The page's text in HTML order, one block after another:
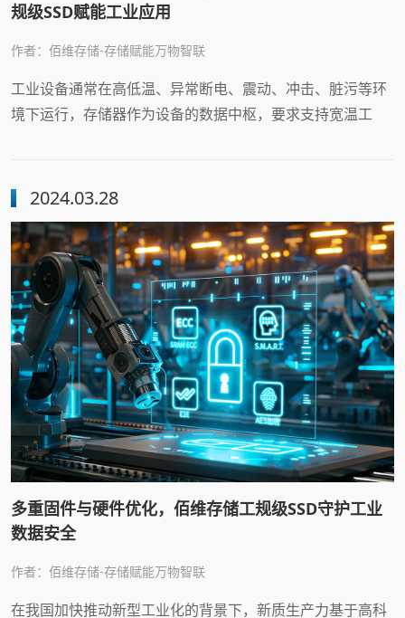
规级SSD赋能工业应用
作者：佰维存储-存储赋能万物智联
工业设备通常在高低温、异常断电、震动、冲击、脏污等环
境下运行，存储器作为设备的数据中枢，要求支持宽温工
行。2024.03.28
多重固件与硬件优化，佰维存储工规级SSD守护工业
数据安全
作者：佰维存储-存储赋能万物智联
在我国加快推动新型工业化的背景下，新质生产力基于高科